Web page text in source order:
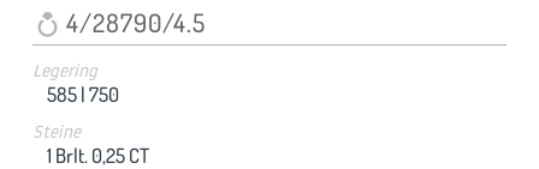
4/28790/4.5
Legering
585 |750
Steine
1 Brlt. 0,25 CT